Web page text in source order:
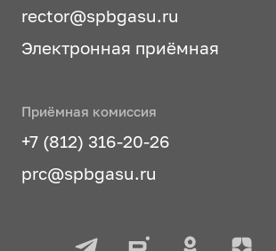
rector@spbgasu.ru
Электронная приёмная
Приёмная комиссия
+7 (812) 316-20-26
prc@spbgasu.ru